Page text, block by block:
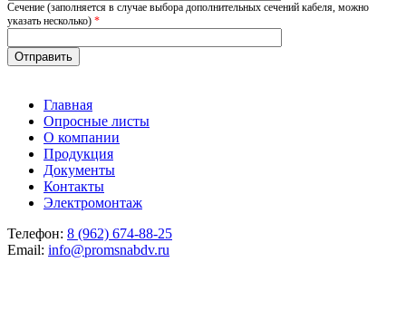
Сечение (заполняется в случае выбора дополнительных сечений кабеля, можно
указать несколько) *
Главная
Опросные листы
О компании
Продукция
Документы
Контакты
Электромонтаж
Телефон: 8 (962) 674-88-25
Email: info@promsnabdv.ru